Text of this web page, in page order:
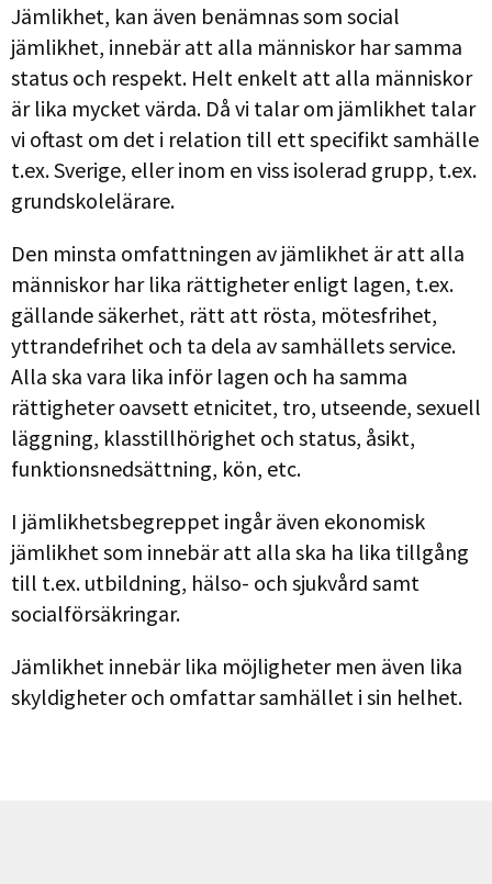
Jämlikhet, kan även benämnas som social
jämlikhet, innebär att alla människor har samma
status och respekt. Helt enkelt att alla människor
är lika mycket värda. Då vi talar om jämlikhet talar
vi oftast om det i relation till ett specifikt samhälle
t.ex. Sverige, eller inom en viss isolerad grupp, t.ex.
grundskolelärare.
Den minsta omfattningen av jämlikhet är att alla
människor har lika rättigheter enligt lagen, t.ex.
gällande säkerhet, rätt att rösta, mötesfrihet,
yttrandefrihet och ta dela av samhällets service.
Alla ska vara lika inför lagen och ha samma
rättigheter oavsett etnicitet, tro, utseende, sexuell
läggning, klasstillhörighet och status, åsikt,
funktionsnedsättning, kön, etc.
I jämlikhetsbegreppet ingår även ekonomisk
jämlikhet som innebär att alla ska ha lika tillgång
till t.ex. utbildning, hälso- och sjukvård samt
socialförsäkringar.
Jämlikhet innebär lika möjligheter men även lika
skyldigheter och omfattar samhället i sin helhet.